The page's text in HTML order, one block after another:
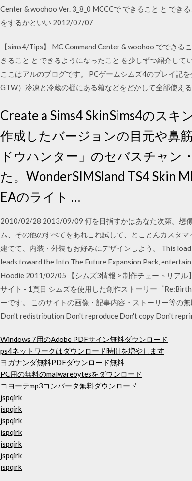
Center & woohoo Ver. 3_8_0 MCCCで できること と でき
をするかといい 2012/07/07
【sims4/Tips】 MC Command Center & woohoo でできる
きること と できるようになったこと を少しずつ紹介し
ここはアルのブログです。 PCゲームシムズ4のプレイ記
GTW）冷凍と冷蔵の棚にある箱などをどかして全部使
Create a Sims4 SkinSims4のス
作成したバージョンの目元や鼻
ドウハンター」のセバスチャン
た。WonderSIMSland TS4 Skin
EAのライト …
2010/02/28 2013/09/09 何を目指すかはあなた次第。想
ム、その他のすべてをあれこれ試して、とことんカスタ
建てて、内装・外装もお好みにデザインしよう。 This
leads toward the Into The Future Expansion Pack,
Hoodie 2011/02/05 【シムズ3情報 > 制作チュートリアル
サイト - 1頁目 シムズを使用した創作ストーリー『
ーです。 このサイトの画像・記事内容・ストーリー等の
Don't redistribution Don't reproduce Don't copy Don't
Windows 7用のAdobe PDFサイン無料ダウンロード
ps4ネットワークはダウンロード時間を増やします
ヨガナンダ無料PDFダウンロード無料
PC用の無料のmalwarebytesをダウンロード
コヨーテmp3コンバータ無料ダウンロード
jspqirk
jspqirk
jspqirk
jspqirk
jspqirk
jspqirk
jspqirk